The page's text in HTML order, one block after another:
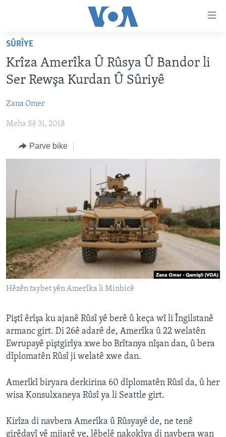
Yekser
naveroka
serekî
here
serekî
Yekser
FOTO GALERÎ
RADYO
HEVPEYVÎN
HERÊMÊN KURDAN
AMERÎKA
TIRKÎYE
SÛRÎYE
ROJHILATA NAVÎN
CÎHAN
ÇAND Û HUNER
SERNIVÎS
SORANÎ
FOLLOW US
SÛRÎYE
Krîza Amerîka Û Rûsya Û Bandor li
Ser Rewşa Kurdan Û Sûriyê
Zana Omer
Meha Sê 31, 2018
Parve bike
Hêzên taybet yên Amerîka li Minbicê
Piştî êrîşa ku ajanê Rûsî yê berê û keça wî li Îngilstanê
armanc girt. Di 26ê adarê de, Amerîka û 22 welatên
Ewrupayê piştgirîya xwe bo Brîtanya nîşan dan, û bera
dîplomatên Rûsî ji welatê xwe dan.
Amerîkî biryara derkirina 60 dîplomatên Rûsî da, û her
wisa Konsulxaneya Rûsî ya li Seattle girt.
Kirîza di navbera Amerîka û Rûsyayê de, ne tenê
girêdayî vê mijarê ye, lêbelê nakokîya di navbera wan